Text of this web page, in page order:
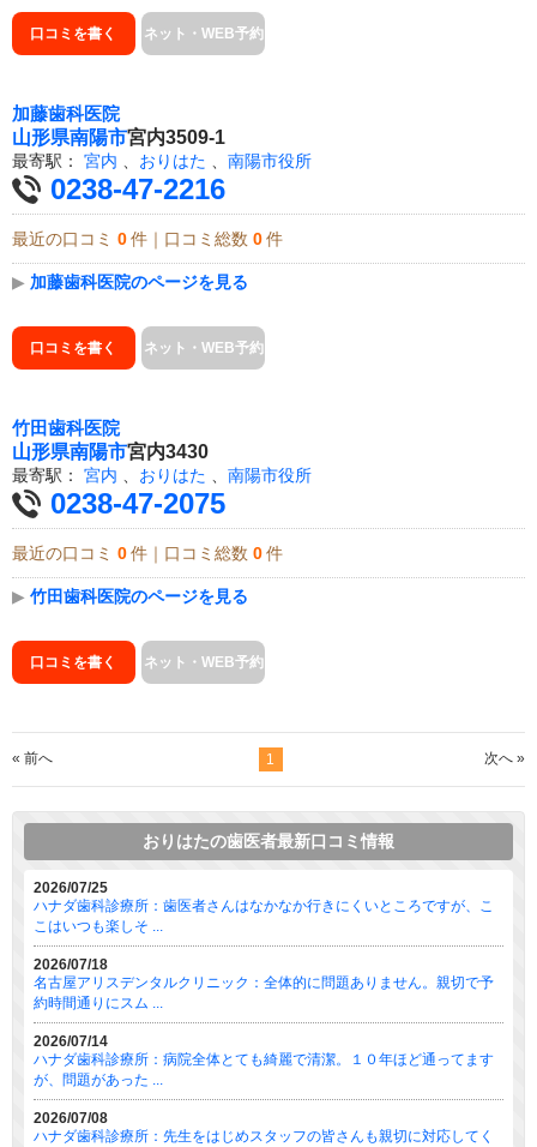
口コミを書く ネット・WEB予約
加藤歯科医院
山形県南陽市宮内3509-1
最寄駅： 宮内 、 おりはた 、 南陽市役所
0238-47-2216
最近の口コミ 0 件｜口コミ総数 0 件
▶ 加藤歯科医院のページを見る
口コミを書く ネット・WEB予約
竹田歯科医院
山形県南陽市宮内3430
最寄駅： 宮内 おりはた 南陽市役所
0238-47-2075
最近の口コミ 0 件｜口コミ総数 0 件
▶ 竹田歯科医院のページを見る
口コミを書く ネット・WEB予約
« 前へ 1 次へ »
おりはたの歯医者最新口コミ情報
2026/07/25
ハナダ歯科診療所：歯医者さんはなかなか行きにくいところですが、こ
こはいつも楽しそ ...
2026/07/18
名古屋アリスデンタルクリニック：全体的に問題ありません。親切で予
約時間通りにスム ...
2026/07/14
ハナダ歯科診療所：病院全体とても綺麗で清潔。１０年ほど通ってます
が、問題があった ...
2026/07/08
ハナダ歯科診療所：先生をはじめスタッフの皆さんも親切に対応してく